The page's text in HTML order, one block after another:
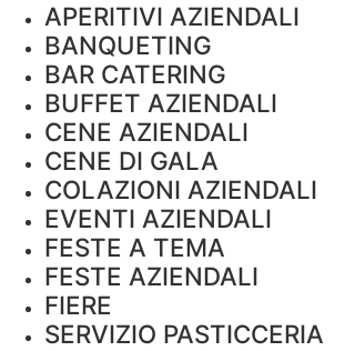
APERITIVI AZIENDALI
BANQUETING
BAR CATERING
BUFFET AZIENDALI
CENE AZIENDALI
CENE DI GALA
COLAZIONI AZIENDALI
EVENTI AZIENDALI
FESTE A TEMA
FESTE AZIENDALI
FIERE
SERVIZIO PASTICCERIA